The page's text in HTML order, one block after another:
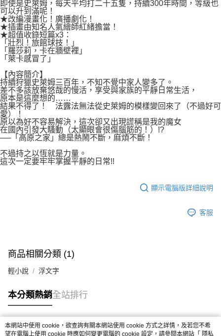
即使是史萊姆，每天平均打二十五隻，持續300年時間，等級也
可以升到滿呢！
★改編漫畫化！廣播劇化！
★插畫由知名人氣繪師紅緒擔當！
★超值收錄短篇x3：
「壯烈！旅館球技！」
「羅莎莉，卡在牆壁裡」
「萊卡感冒了」
【內容簡介】
持續狩獵史萊姆三百年，不知不覺中家人變多了。
差不多該放棄悠哉的慢活，享受與家族的平靜日常生活，
原本是這麼想的……
結果不得了！ 法露法無法從史萊姆的模樣變回來了（不過好可
愛）！
原以為好不容易解決，這次卻又出現謊稱是我的魔女
在國內引發大騷動（太顯眼會很傷腦筋的！）!?
──「高原之家」總是熱鬧不斷，麻煩不斷！
不過持之以恆就是力量。
這次一定要牢牢掌握平靜的日常!!
顯示電腦版詳細說明
客服
商品相關分類 (1)
輕小說 浮文字
本分類熱銷全站排行
熱門標籤
本網站中使用 cookie，欲查詢有關本網站使用 cookie 方式之詳情，及若您不希
望在電腦上使用 cookie 時應如何變更電腦的 cookie 設定，請參閱本網站「 隱私